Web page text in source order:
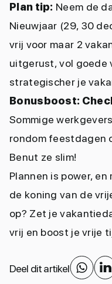
Plan tip: Neem de
Nieuwjaar (29, 30
vrij voor maar 2
uitgerust, vol goede
strategischer je
Bonusboost:
Sommige
rondom feestdagen
Benut ze slim!
Plannen is power,
de koning van de
op? Zet je
vrij en boost je vrije
Deel dit artikel